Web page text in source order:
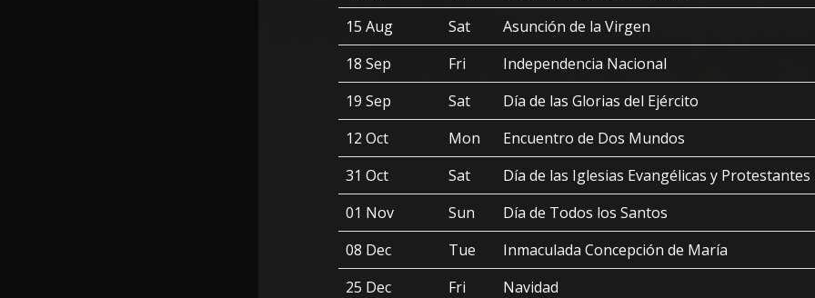
15 Aug
Sat
Asunción de la Virgen
18 Sep
Fri
Independencia Nacional
19 Sep
Sat
Día de las Glorias del Ejército
12 Oct
Mon
Encuentro de Dos Mundos
31 Oct
Sat
Día de las Iglesias Evangélicas y Protestantes
01 Nov
Sun
Día de Todos los Santos
08 Dec
Tue
Inmaculada Concepción de María
25 Dec
Fri Navidad